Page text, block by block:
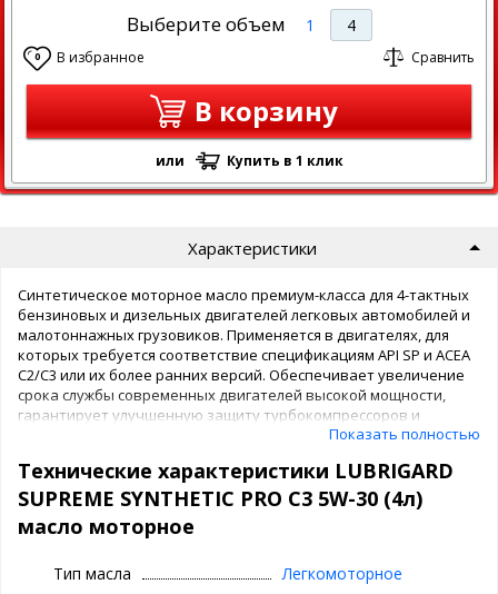
Выберите объем 1 4
0 В избранное Сравнить
В корзину
или Купить в 1 клик
Характеристики
Синтетическое моторное масло премиум-класса для 4-тактных
бензиновых и дизельных двигателей легковых автомобилей и
малотоннажных грузовиков. Применяется в двигателях, для
которых требуется соответствие спецификациям API SP и ACEA
C2/C3 или их более ранних версий. Обеспечивает увеличение
срока службы современных двигателей высокой мощности,
гарантирует улучшенную защиту турбокомпрессоров и
новейших систем доочистки отработавших газов (DPF, GPF, SCR,
обеспечения максимального уровня производительности в
двигателях внутреннего сгорания последнего поколения
европейских, американских, корейских, японских и китайских
автопроизводителей, использующих в качестве топлива
Способствует экономии топлива.
Показать полностью
Технические характеристики LUBRIGARD
SUPREME SYNTHETIC PRO C3 5W-30 (4л)
масло моторное
Тип масла
Легкомоторное